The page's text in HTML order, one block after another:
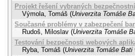
Projekt řešení vybraných
Výmola, Tomáš (Univerzita Tomáše
Současné problémy v zabezpečení
Rudoš, Miloslav (Univerzita Tomáše
Testování bezpečnosti webových
Ryba, Tomáš (Univerzita Tomáše Bati